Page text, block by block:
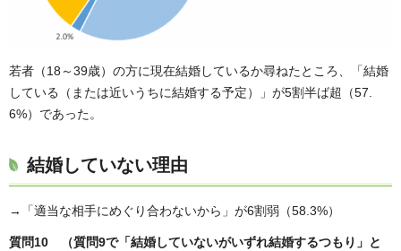
若者（18～39歳）の方に現在結婚しているか尋ねたところ、「結婚
している（または近いうちに結婚する予定）」が5割半ば超（57.
6%）であった。
結婚していない理由
→「適当な相手にめぐり合わないから」が6割弱（58.3%）
質問10 （質問9で「結婚していないがいずれ結婚するつもり」と